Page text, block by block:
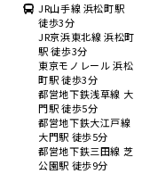
JR山手線 浜松町駅
徒歩3分
JR京浜東北線 浜松町
駅 徒歩3分
東京モノレール 浜松
町駅 徒歩3分
都営地下鉄浅草線 大
門駅 徒歩5分
都営地下鉄大江戸線
大門駅 徒歩5分
都営地下鉄三田線 芝
公園駅 徒歩9分